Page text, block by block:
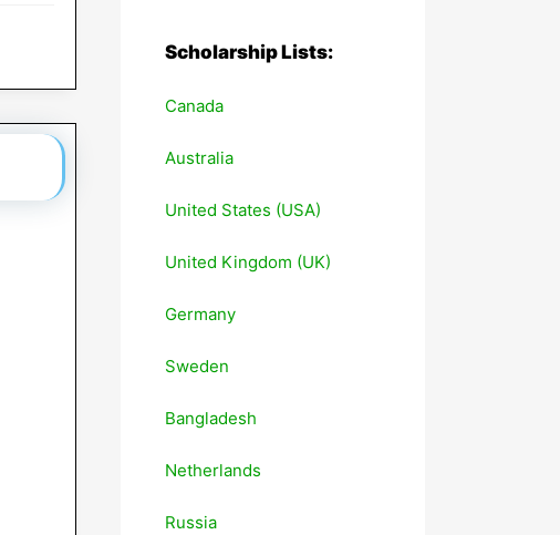
Scholarship Lists:
Canada
Australia
United States (USA)
United Kingdom (UK)
Germany
Sweden
Bangladesh
Netherlands
Russia